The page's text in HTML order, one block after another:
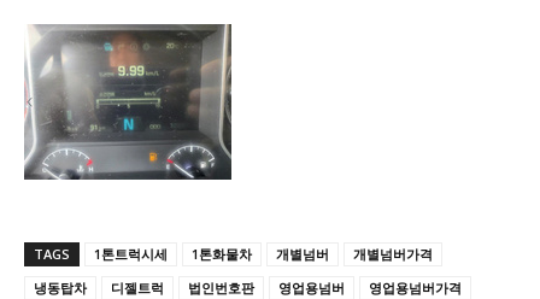
TAGS 1톤트럭시세 1톤화물차 개별넘버
개별넘버가격
냉동탑차
디젤트럭 법인번호판 영업용넘버
영업용넘버가격